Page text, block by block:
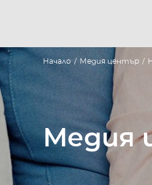
Начало / Медия център /
Медия